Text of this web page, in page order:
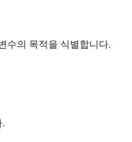
수의 목적을 식별합니다.